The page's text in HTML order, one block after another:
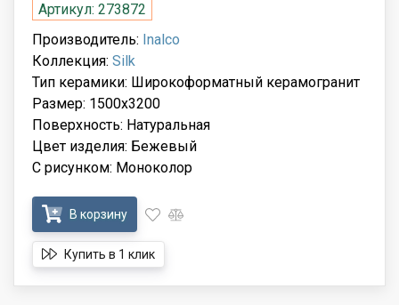
Артикул: 273872
Производитель: Inalco
Коллекция: Silk
Тип керамики: Широкоформатный керамогранит
Размер: 1500x3200
Поверхность: Натуральная
Цвет изделия: Бежевый
С рисунком: Моноколор
В корзину
Купить в 1 клик